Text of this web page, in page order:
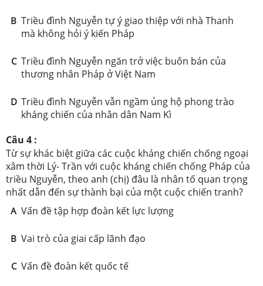
B Triều đình Nguyễn tự ý giao thiệp với nhà Thanh
mà không hỏi ý kiến Pháp
C Triều đình Nguyễn ngăn trở việc buôn bán của
thương nhân Pháp ở Việt Nam
D Triều đình Nguyễn vẫn ngầm ủng hộ phong trào
kháng chiến của nhân dân Nam Kì
Câu 4 :
Từ sự khác biệt giữa các cuộc kháng chiến chống ngoại
xâm thời Lý- Trần với cuộc kháng chiến chống Pháp của
triều Nguyễn, theo anh (chị) đâu là nhân tố quan trọng
nhất dẫn đến sự thành bại của một cuộc chiến tranh?
A Vấn đề tập hợp đoàn kết lực lượng
B Vai trò của giai cấp lãnh đạo
C Vấn đề đoàn kết quốc tế